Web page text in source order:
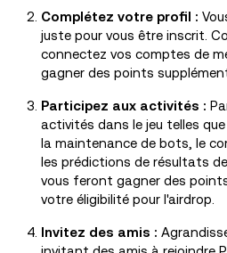
Complétez votre profil :
juste pour vous être inscrit.
connectez vos comptes de
gagner des points
Participez aux activités :
activités dans le jeu telles
la maintenance de bots, le
les prédictions de résultats
vous feront gagner des
votre éligibilité pour l'airdrop.
Invitez des amis :